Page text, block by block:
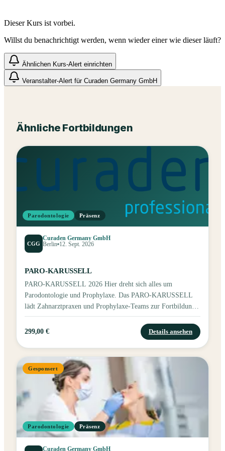
Dieser Kurs ist vorbei.
Willst du benachrichtigt werden, wenn wieder einer wie dieser läuft?
Ähnlichen Kurs-Alert einrichten
Veranstalter-Alert für Curaden Germany GmbH
Ähnliche Fortbildungen
Parodontologie Präsenz
CGG
Curaden Germany GmbH
Berlin 12. Sept. 2026
PARO-KARUSSELL
PARO-KARUSSELL 2026 Hier dreht sich alles um
Parodontologie und Prophylaxe. Das PARO-KARUSSELL
lädt Zahnarztpraxen und Prophylaxe-Teams zur Fortbildung
rund um professionelle Mundpflege, Parodontaltherapie und
aktuelle Produktneuheiten ein.
299,00 € Details ansehen
Gesponsert
Parodontologie Präsenz
Curaden Germany GmbH